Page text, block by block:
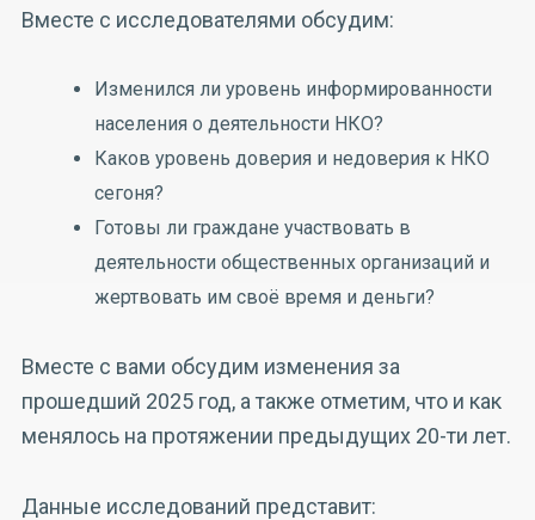
Вместе с исследователями обсудим:
Изменился ли уровень информированности
населения о деятельности НКО?
Каков уровень доверия и недоверия к НКО
сегоня?
Готовы ли граждане участвовать в
деятельности общественных организаций и
жертвовать им своё время и деньги?
Вместе с вами обсудим изменения за
прошедший 2025 год, а также отметим, что и как
менялось на протяжении предыдущих 20-ти лет.
Данные исследований представит: